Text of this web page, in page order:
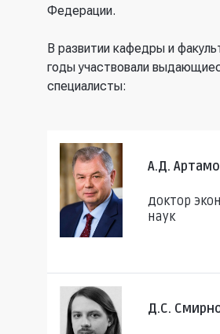
Федерации.
В развитии кафедры и
годы участвовали
специалисты:
А.Д.
доктор
наук
Д.С.